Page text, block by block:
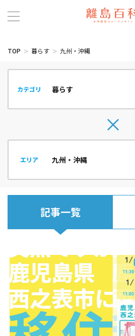
TOP 暮らす 九州・沖縄
カテゴリ
エリア
記事一覧